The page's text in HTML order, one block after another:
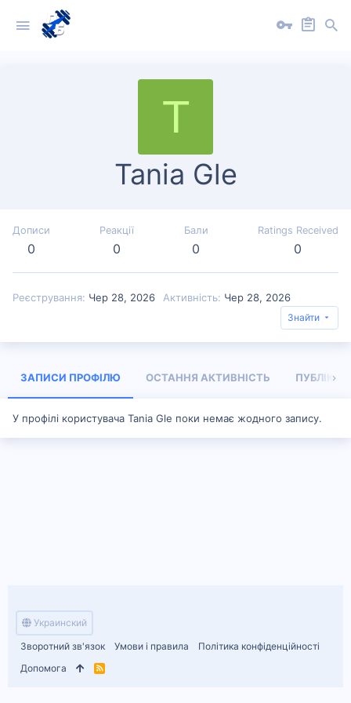
T
Tania Gle
Дописи
0
Реакції
0
Бали
0
Ratings Received
0
Реєстрування Чер 28, 2026 Активність Чер 28, 2026
Знайти
ЗАПИСИ ПРОФІЛЮ ОСТАННЯ АКТИВНІСТЬ
У профілі користувача Tania Gle поки немає жодного запису.
Украинский
Зворотний зв'язок
Умови і правила
Політика конфіденційності
Допомога
R